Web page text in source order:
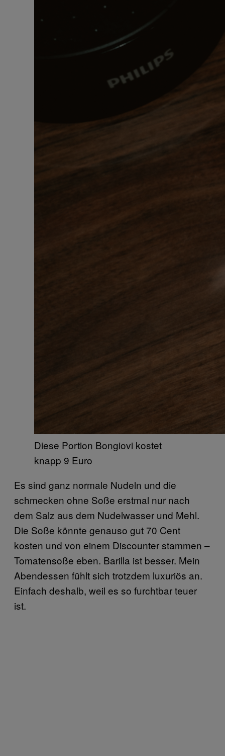
Diese Portion Bongiovi kostet
knapp 9 Euro
Es sind ganz normale Nudeln und die
schmecken ohne Soße erstmal nur nach
dem Salz aus dem Nudelwasser und Mehl.
Die Soße könnte genauso gut 70 Cent
kosten und von einem Discounter stammen –
Tomatensoße eben. Barilla ist besser. Mein
Abendessen fühlt sich trotzdem luxuriös an.
Einfach deshalb, weil es so furchtbar teuer
ist.